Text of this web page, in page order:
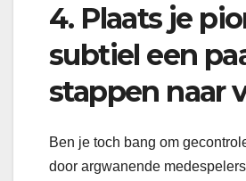
4. Plaats je
subtiel een
stappen naar
Ben je toch bang om
door argwanende